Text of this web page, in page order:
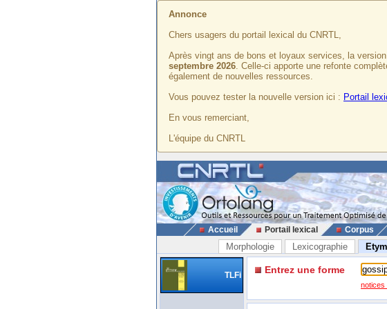
Annonce
Chers usagers du portail lexical du CNRTL,
Après vingt ans de bons et loyaux services, la
septembre 2026. Celle-ci apporte une refonte
également de nouvelles ressources.
Vous pouvez tester la nouvelle version ici : Portail
En vous remerciant,
L'équipe du CNRTL
Accueil Portail lexical Corpus
Morphologie Lexicographie
TLFi Entrez une forme
notices